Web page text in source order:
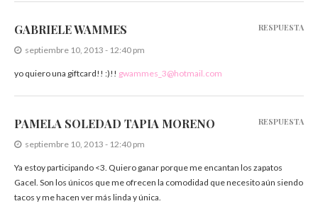
GABRIELE WAMMES
septiembre 10, 2013 - 12:40 pm
yo quiero una giftcard!! :)!! gwammes_3@hotmail.com
RESPUESTA
PAMELA SOLEDAD TAPIA MORENO
septiembre 10, 2013 - 12:40 pm
Ya estoy participando <3. Quiero ganar porque me encantan los zapatos
Gacel. Son los únicos que me ofrecen la comodidad que necesito aún siendo
tacos y me hacen ver más linda y única.
RESPUESTA